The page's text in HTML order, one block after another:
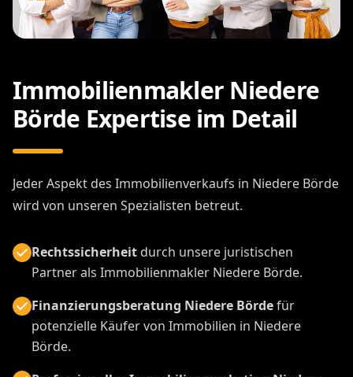
Immobilienmakler Niedere
Börde Expertise im Detail
Jeder Aspekt des Immobilienverkaufs in Niedere Börde
wird von unseren Spezialisten betreut.
Rechtssicherheitdurch unsere juristischen
Partner als Immobilienmakler Niedere Börde.
Finanzierungsberatung Niedere Bördefür
potenzielle Käufer von Immobilien in Niedere
Börde.